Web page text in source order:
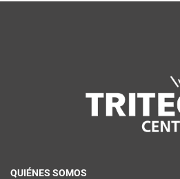
QUIÉNES SOMOS